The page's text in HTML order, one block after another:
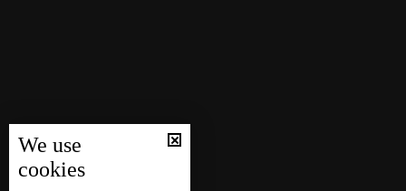
We use
cookies